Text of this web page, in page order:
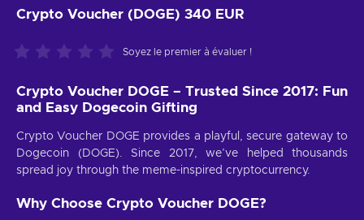
Crypto Voucher (DOGE) 340 EUR
Soyez le premier à évaluer !
Crypto Voucher DOGE – Trusted Since 2017: Fun
and Easy Dogecoin Gifting
Crypto Voucher DOGE provides a playful, secure gateway to
Dogecoin (DOGE). Since 2017, we’ve helped thousands
spread joy through the meme-inspired cryptocurrency.
Why Choose Crypto Voucher DOGE?